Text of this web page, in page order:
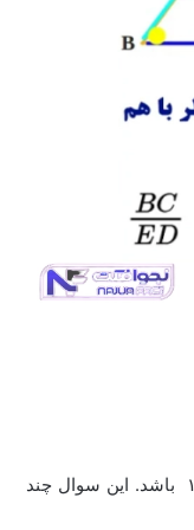
۱- با توجه به مربع صفحه بعد، مربع دیگری رسم کنید؛ به گونه ای که نسبت تشابه دو مربع ۱/۲ باشد. این سوال چند